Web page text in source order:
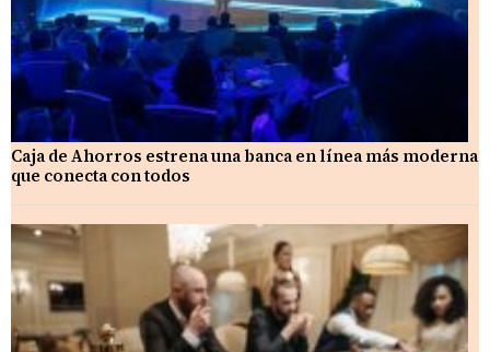
Caja de Ahorros estrena una banca en línea más moderna
que conecta con todos